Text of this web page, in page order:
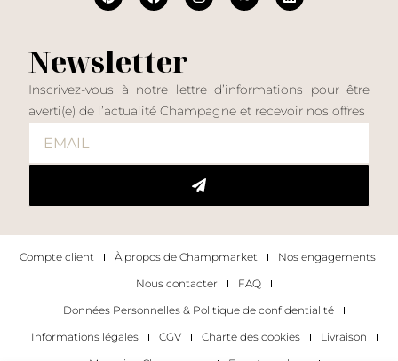
Newsletter
Inscrivez-vous à notre lettre d’informations pour être
averti(e) de l’actualité Champagne et recevoir nos offres
Compte client À propos de Champmarket
Nos engagements
Nous contacter
FAQ
Données Personnelles & Politique de confidentialité
Informations légales
CGV Charte des cookies
Livraison